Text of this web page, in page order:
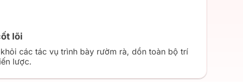
lõi
các tác vụ trình bày rườm rà, dồn toàn bộ trí
lược.